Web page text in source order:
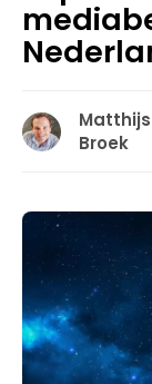
Broek